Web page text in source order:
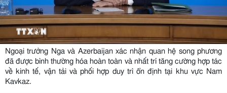
Ngoại trưởng Nga và Azerbaijan xác nhận quan hệ song phương
đã được bình thường hóa hoàn toàn và nhất trí tăng cường hợp tác
về kinh tế, vận tải và phối hợp duy trì ổn định tại khu vực Nam
Kavkaz.